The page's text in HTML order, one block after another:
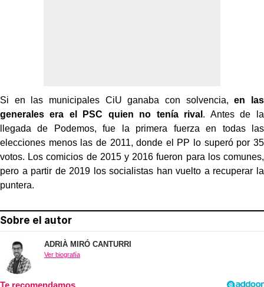
Si en las municipales CiU ganaba con solvencia,en las
generales era el PSC quien no tenía rival . Antes de la
llegada de Podemos, fue la primera fuerza en todas las
elecciones menos las de 2011, donde el PP lo superó por 35
votos. Los comicios de 2015 y 2016 fueron para los comunes,
pero a partir de 2019 los socialistas han vuelto a recuperar la
puntera.
Sobre el autor
ADRIÀ MIRÓ CANTURRI
Ver biografía